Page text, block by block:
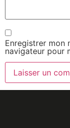
Enregistrer mon
navigateur pour